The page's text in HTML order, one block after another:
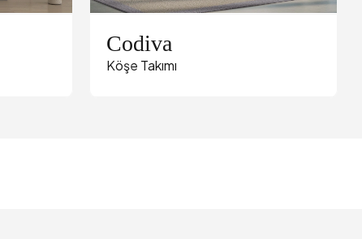
Codiva
Köşe Takımı